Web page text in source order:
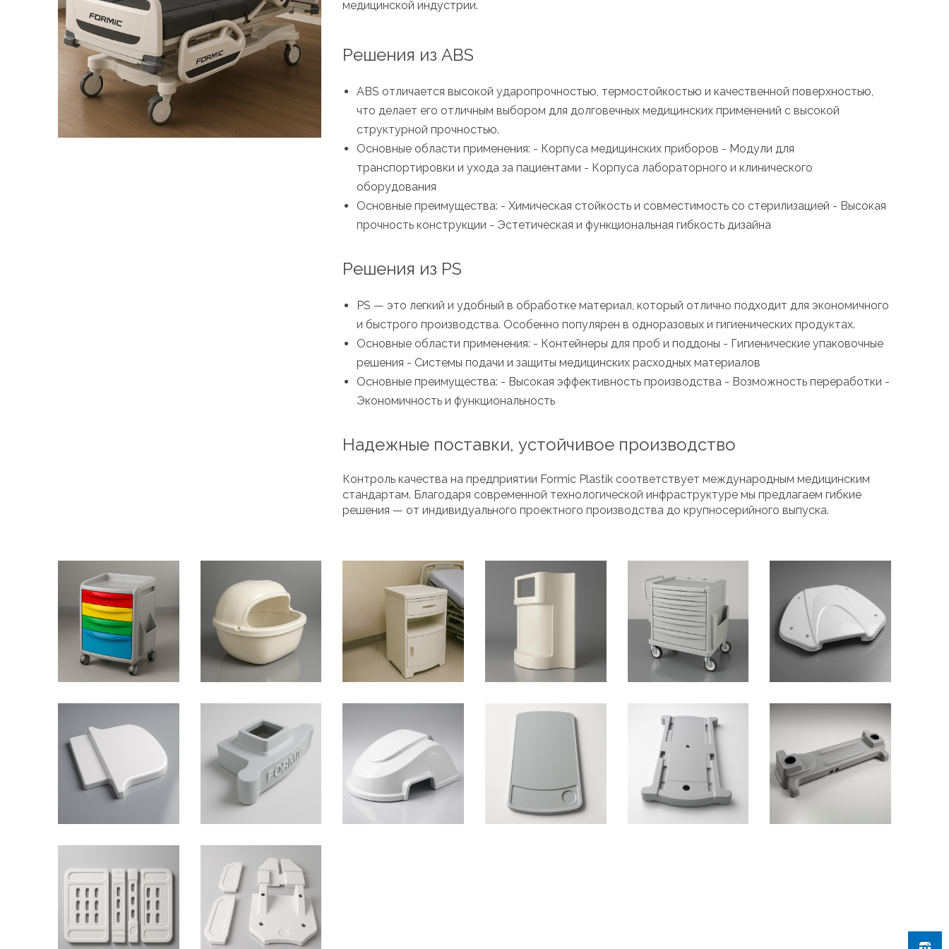
медицинской индустрии.
Решения из ABS
ABS отличается высокой ударопрочностью, термостойкостью и качественной поверхностью,
что делает его отличным выбором для долговечных медицинских применений с высокой
структурной прочностью.
Основные области применения: - Корпуса медицинских приборов - Модули для
транспортировки и ухода за пациентами - Корпуса лабораторного и клинического
оборудования
Основные преимущества: - Химическая стойкость и совместимость со стерилизацией - Высокая
прочность конструкции - Эстетическая и функциональная гибкость дизайна
Решения из PS
PS — это легкий и удобный в обработке материал, который отлично подходит для экономичного
и быстрого производства. Особенно популярен в одноразовых и гигиенических продуктах.
Основные области применения: - Контейнеры для проб и поддоны - Гигиенические упаковочные
решения - Системы подачи и защиты медицинских расходных материалов
Основные преимущества: - Высокая эффективность производства - Возможность переработки -
Экономичность и функциональность
Надежные поставки, устойчивое производство
Контроль качества на предприятии Formic Plastik соответствует международным медицинским
стандартам. Благодаря современной технологической инфраструктуре мы предлагаем гибкие
решения — от индивидуального проектного производства до крупносерийного выпуска.